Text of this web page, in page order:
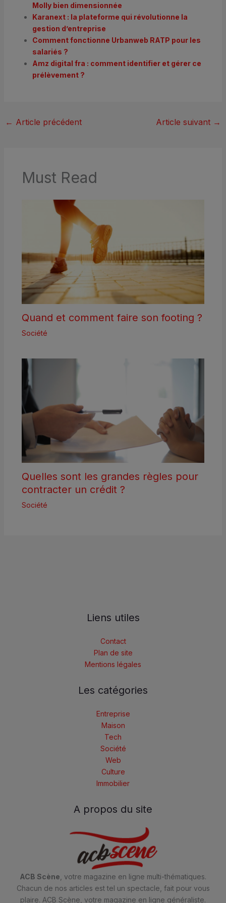
Molly bien dimensionnée
Karanext : la plateforme qui révolutionne la
gestion d’entreprise
Comment fonctionne Urbanweb RATP pour les
salariés ?
Amz digital fra : comment identifier et gérer ce
prélèvement ?
← Article précédent Article suivant →
Must Read
Quand et comment faire son footing ?
Société
Quelles sont les grandes règles pour
contracter un crédit ?
Société
Liens utiles
Contact
Plan de site
Mentions légales
Les catégories
Entreprise
Maison
Tech
Société
Web
Culture
Immobilier
A propos du site
ACB Scène , votre magazine en ligne multi-thématiques.
Chacun de nos articles est tel un spectacle, fait pour vous
plaire. ACB Scène, votre magazine en ligne généraliste.